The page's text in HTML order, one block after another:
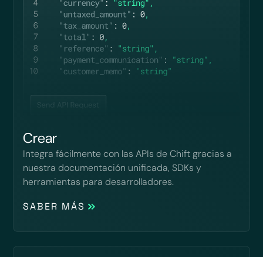
Crear
Integra fácilmente con las APIs de Chift gracias a
nuestra documentación unificada, SDKs y
herramientas para desarrolladores.
SABER MÁS